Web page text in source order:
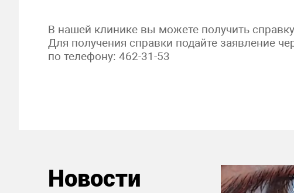
В нашей клинике вы можете получить
Для получения справки подайте заявление
по телефону: 462-31-53
Новости